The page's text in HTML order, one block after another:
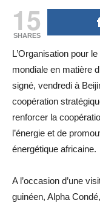
15
SHARES
L’Organisation pour
mondiale en matière
signé, vendredi à
coopération
renforcer la
l’énergie et de
énergétique africaine.
A l’occasion d’une
guinéen, Alpha